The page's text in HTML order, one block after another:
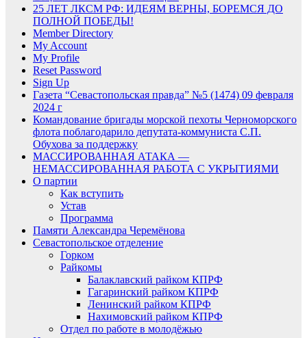
25 ЛЕТ ЛКСМ РФ: ИДЕЯМ ВЕРНЫ, БОРЕМСЯ ДО
ПОЛНОЙ ПОБЕДЫ!
Member Directory
My Account
My Profile
Reset Password
Sign Up
Газета “Севастопольская правда” №5 (1474) 09 февраля
2024 г
Командование бригады морской пехоты Черноморского
флота поблагодарило депутата-коммуниста С.П.
Обухова за поддержку
МАССИРОВАННАЯ АТАКА —
НЕМАССИРОВАННАЯ РАБОТА С УКРЫТИЯМИ
О партии
Как вступить
Устав
Программа
Памяти Александра Черемёнова
Севастопольское отделение
Горком
Райкомы
Балаклавский райком КПРФ
Гагаринский райком КПРФ
Ленинский райком КПРФ
Нахимовский райком КПРФ
Отдел по работе в молодёжью